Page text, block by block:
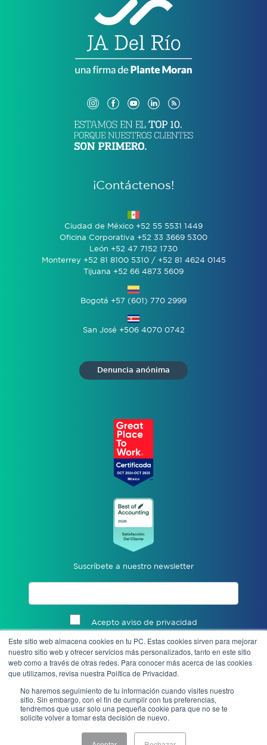
Este sitio web almacena cookies en tu PC. Estas cookies sirven para mejorar
nuestro sitio web y ofrecer servicios más personalizados, tanto en este sitio
web como a través de otras redes. Para conocer más acerca de las cookies
que utilizamos, revisa nuestra Política de Privacidad.
No haremos seguimiento de tu información cuando visites nuestro
sitio. Sin embargo, con el fin de cumplir con tus preferencias,
tendremos que usar solo una pequeña cookie para que no se te
solicite volver a tomar esta decisión de nuevo.
¡Contáctenos!
Ciudad de México +52 55 5531 1449
Oficina Corporativa +52 33 3669 5300
León +52 47 7152 1730
Monterrey +52 81 8100 5310 / +52 81 4624 0145
Tijuana +52 66 4873 5609
Bogotá +57 (601) 770 2999
San José +506 4070 0742
Denuncia anónima
Suscríbete a nuestro newsletter
Acepto aviso de privacidad
Enviar